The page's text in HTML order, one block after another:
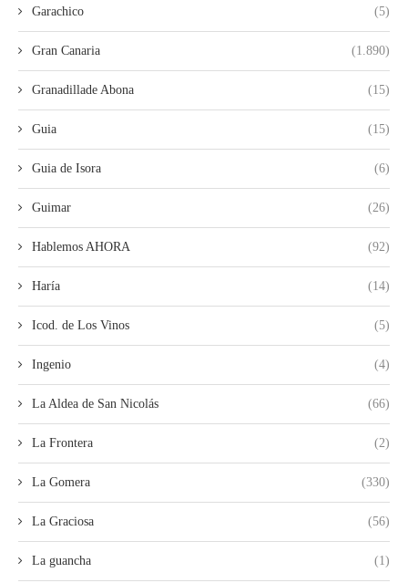
Garachico (5)
Gran Canaria (1.890)
Granadillade Abona (15)
Guia (15)
Guia de Isora (6)
Guimar (26)
Hablemos AHORA (92)
Haría (14)
Icod. de Los Vinos (5)
Ingenio (4)
La Aldea de San Nicolás (66)
La Frontera (2)
La Gomera (330)
La Graciosa (56)
La guancha (1)